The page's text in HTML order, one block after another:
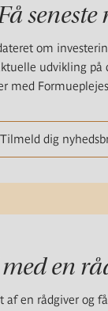
seneste
om
udvikling på
med
Tilmeld dig
en
af en rådgiver og